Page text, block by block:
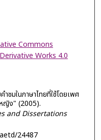
Commons
Works 4.0
มในภาษาไทยที่ใช้โดยเพศ
ญิง" (2005).
and Dissertations
24487